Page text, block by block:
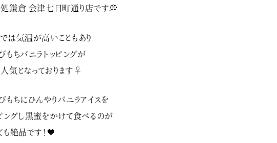
鎌倉 会津七日町通り店です💭
は気温が高いこともあり
もちバニラトッピングが
気となっております‍♀️
もちにひんやりバニラアイスを
ングし黒蜜をかけて食べるのが
も絶品です！🧡